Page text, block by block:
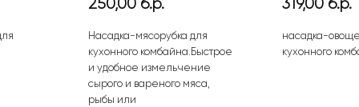
б.р..
Первоначальная
составляла
300,00 б.р..
250,00 б.р.Текущая
250,00 б.р..
Насадка-мясорубка для
кухонного комбайна.Быстрое
и удобное измельчение
сырого и вареного мяса,
рыбы или
339,00 б.р..
319,00 б.р.
насадка-
кухонного